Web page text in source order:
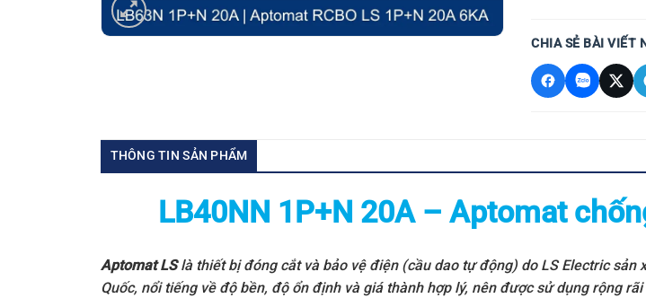
CHIA SẺ BÀI VIẾT
THÔNG TIN SẢN PHẨM
LB40NN 1P+N 20A – Aptomat
Aptomat LSlà thiết bị đóng cắt và bảo vệ điện (cầu dao tự động) do LS Electricsản
Quốc, nổi tiếng về độ bền, độ ổn định và giá thành hợp lý, nên được sử dụng rộng